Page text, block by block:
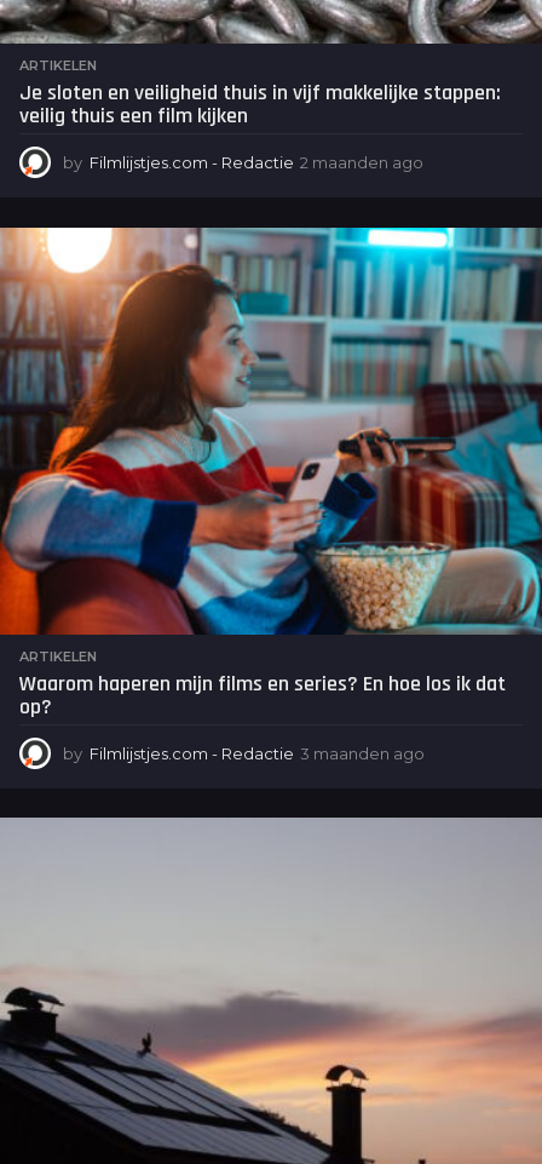
ARTIKELEN
Je sloten en veiligheid thuis in vijf makkelijke stappen:
veilig thuis een film kijken
by Filmlijstjes.com - Redactie 2 maanden ago
a
n
d
n
a
g
o
ARTIKELEN
Waarom haperen mijn films en series? En hoe los ik dat
op?
by Filmlijstjes.com - Redactie 3 maanden ago
a